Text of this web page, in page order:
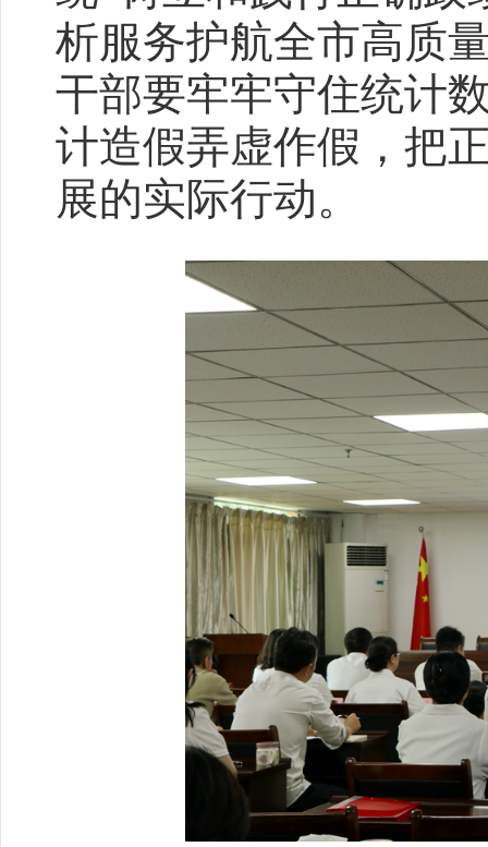
析服务护航全市高质
干部要牢牢守住统计
计造假弄虚作假，把
展的实际行动。